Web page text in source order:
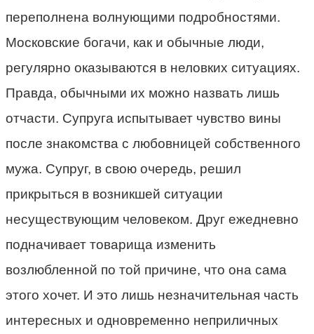
переполнена волнующими подробностями.
Московские богачи, как и обычные люди,
регулярно оказываются в неловких ситуациях.
Правда, обычными их можно назвать лишь
отчасти. Супруга испытывает чувство вины
после знакомства с любовницей собственного
мужа. Супруг, в свою очередь, решил
прикрыться в возникшей ситуации
несуществующим человеком. Друг ежедневно
подначивает товарища изменить
возлюбленной по той причине, что она сама
этого хочет. И это лишь незначительная часть
интересных и одновременно неприличных